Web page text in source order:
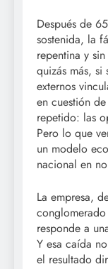
Después de
sostenida, la
repentina y
quizás más, si
externos
en cuestión
repetido: las
Pero lo que
un modelo
nacional en
La empresa,
responde a
Y esa caída
el resultado